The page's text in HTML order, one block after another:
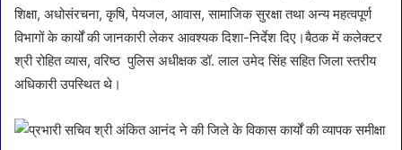
शिक्षा, अधोसंरचना, कृषि, पेयजल, आवास, सामाजिक सुरक्षा तथा अन्य महत्वपूर्ण
विभागों के कार्यों की जानकारी लेकर आवश्यक दिशा-निर्देश दिए।बैठक में कलेक्टर
श्री रोहित व्यास, वरिष्ठ पुलिस अधीक्षक डॉ. लाल उमेद सिंह सहित जिला स्तरीय
अधिकारी उपस्थित थे।